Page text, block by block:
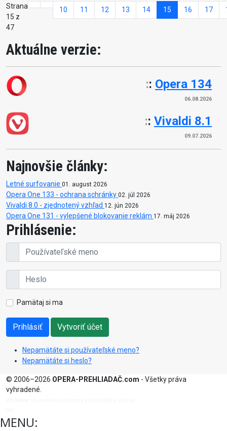
Strana
15 z
47
10 11 12 13 14 15 16 17
Aktuálne verzie:
:: Opera 134
06.08.2026
:: Vivaldi 8.1
09.07.2026
Najnovšie články:
Letné surfovanie 01. august 2026
Opera One 133 - ochrana schránky 02. júl 2026
Vivaldi 8.0 - zjednotený vzhľad 12. jún 2026
Opera One 131 - vylepšené blokovanie reklám 17. máj 2026
Prihlásenie:
Pamätaj si ma
Prihlásiť Vytvoriť účet
Nepamätáte si používateľské meno?
Nepamätáte si heslo?
© 2006–2026 OPERA-PREHLIADAČ.com - Všetky práva
vyhradené.
MENU: